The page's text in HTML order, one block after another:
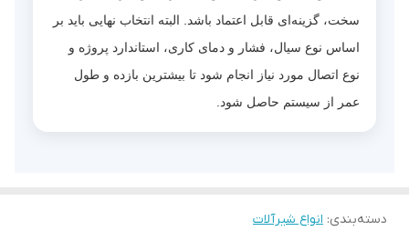
سخت، گزینه‌ای قابل اعتماد باشد. البته انتخاب نهایی باید بر
اساس نوع سیال، فشار و دمای کاری، استاندارد پروژه و
نوع اتصال مورد نیاز انجام شود تا بیشترین بازده و طول
عمر از سیستم حاصل شود.
دسته‌بندی: انواع شیرآلات